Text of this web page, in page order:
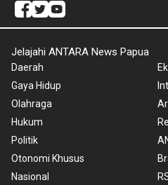
Jelajahi ANTARA News Papua
Daerah
Gaya Hidup
Olahraga
Hukum
Politik
Otonomi Khusus
Nasional